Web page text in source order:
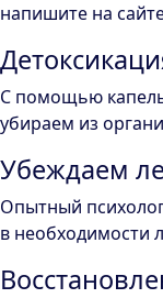
напишите на
С помощью
убираем из
Убеждаем
Опытный
в необходимости